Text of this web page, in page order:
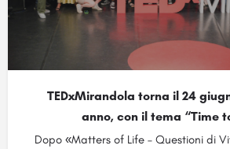
TEDxMirandola torna il 24
anno, con il tema “Time
Dopo «Matters of Life – Questioni di